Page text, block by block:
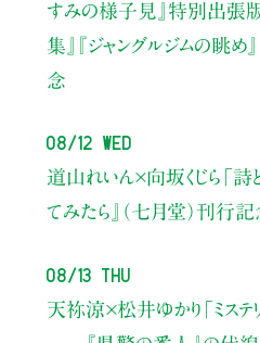
すみの様子見』特別出張版
集』『ジャングルジムの眺
念
08/12 Wed
道山れいん×向坂くじら 「
てみたら』（七月堂）刊行
08/13 Thu
天祢涼×松井ゆかり 「ミス